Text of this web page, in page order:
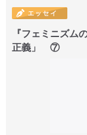
『フェミニズム
正義」 ⑦